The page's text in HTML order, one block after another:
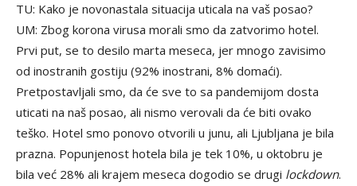
TU: Kako je novonastala situacija uticala na vaš posao?
UM: Zbog korona virusa morali smo da zatvorimo hotel.
Prvi put, se to desilo marta meseca, jer mnogo zavisimo
od inostranih gostiju (92% inostrani, 8% domaći).
Pretpostavljali smo, da će sve to sa pandemijom dosta
uticati na naš posao, ali nismo verovali da će biti ovako
teško. Hotel smo ponovo otvorili u junu, ali Ljubljana je bila
prazna. Popunjenost hotela bila je tek 10%, u oktobru je
bila već 28% ali krajem meseca dogodio se drugi lockdown.